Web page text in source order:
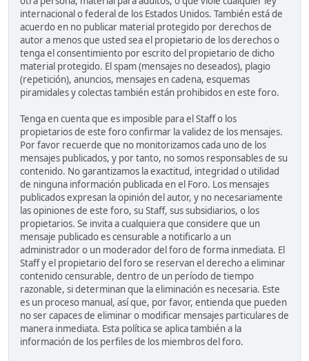
internacional o federal de los Estados Unidos. También está de
acuerdo en no publicar material protegido por derechos de
autor a menos que usted sea el propietario de los derechos o
tenga el consentimiento por escrito del propietario de dicho
material protegido. El spam (mensajes no deseados), plagio
(repetición), anuncios, mensajes en cadena, esquemas
piramidales y colectas también están prohibidos en este foro.
Tenga en cuenta que es imposible para el Staff o los
propietarios de este foro confirmar la validez de los mensajes.
Por favor recuerde que no monitorizamos cada uno de los
mensajes publicados, y por tanto, no somos responsables de su
contenido. No garantizamos la exactitud, integridad o utilidad
de ninguna información publicada en el Foro. Los mensajes
publicados expresan la opinión del autor, y no necesariamente
las opiniones de este foro, su Staff, sus subsidiarios, o los
propietarios. Se invita a cualquiera que considere que un
mensaje publicado es censurable a notificarlo a un
administrador o un moderador del foro de forma inmediata. El
Staff y el propietario del foro se reservan el derecho a eliminar
contenido censurable, dentro de un período de tiempo
razonable, si determinan que la eliminación es necesaria. Este
es un proceso manual, así que, por favor, entienda que pueden
no ser capaces de eliminar o modificar mensajes particulares de
manera inmediata. Esta política se aplica también a la
información de los perfiles de los miembros del foro.